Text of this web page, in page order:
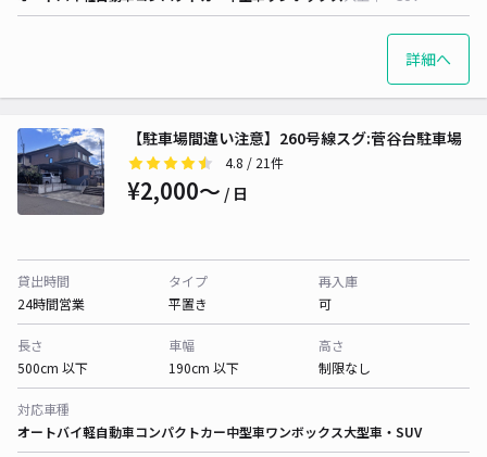
詳細へ
【駐車場間違い注意】260号線スグ:菅谷台駐車場
4.8 / 21件
¥2,000〜 / 日
貸出時間
24時間営業
タイプ
平置き
再入庫
可
長さ
500cm 以下
車幅
190cm 以下
高さ
制限なし
対応車種
オートバイ軽自動車コンパクトカー中型車ワンボックス大型車・SUV